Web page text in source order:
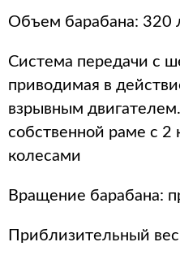
Объем барабана: 320
Система передачи с
приводимая в
взрывным
собственной раме с 2
колесами
Вращение барабана:
Приблизительный вес